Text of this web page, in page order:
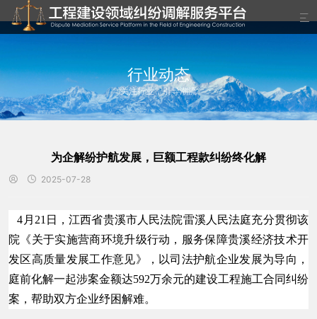

行业动态
关注行业，引导潮流
为企解纷护航发展，巨额工程款纠纷终化解
  2025-07-28
4月21日，江西省贵溪市人民法院雷溪人民法庭充分贯彻该
院《关于实施营商环境升级行动，服务保障贵溪经济技术开
发区高质量发展工作意见》，以司法护航企业发展为导向，
庭前化解一起涉案金额达592万余元的建设工程施工合同纠纷
案，帮助双方企业纾困解难。